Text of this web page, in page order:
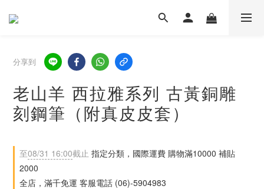
分享到
老山羊 西拉雅系列 古黃銅雕
刻鋼筆（附真皮皮套）
至08/31 16:00截止 指定分類，國際運費 購物滿10000 補貼
2000
全店，滿千免運 客服電話 (06)-5904983